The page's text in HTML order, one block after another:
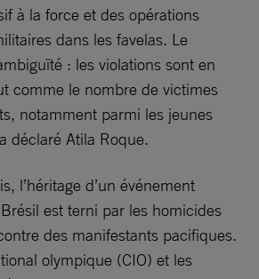
à la force et des opérations
dans les favelas. Le
: les violations sont en
comme le nombre de victimes
notamment parmi les jeunes
déclaré Atila Roque.
l’héritage d’un événement
est terni par les homicides
des manifestants pacifiques.
olympique (CIO) et les